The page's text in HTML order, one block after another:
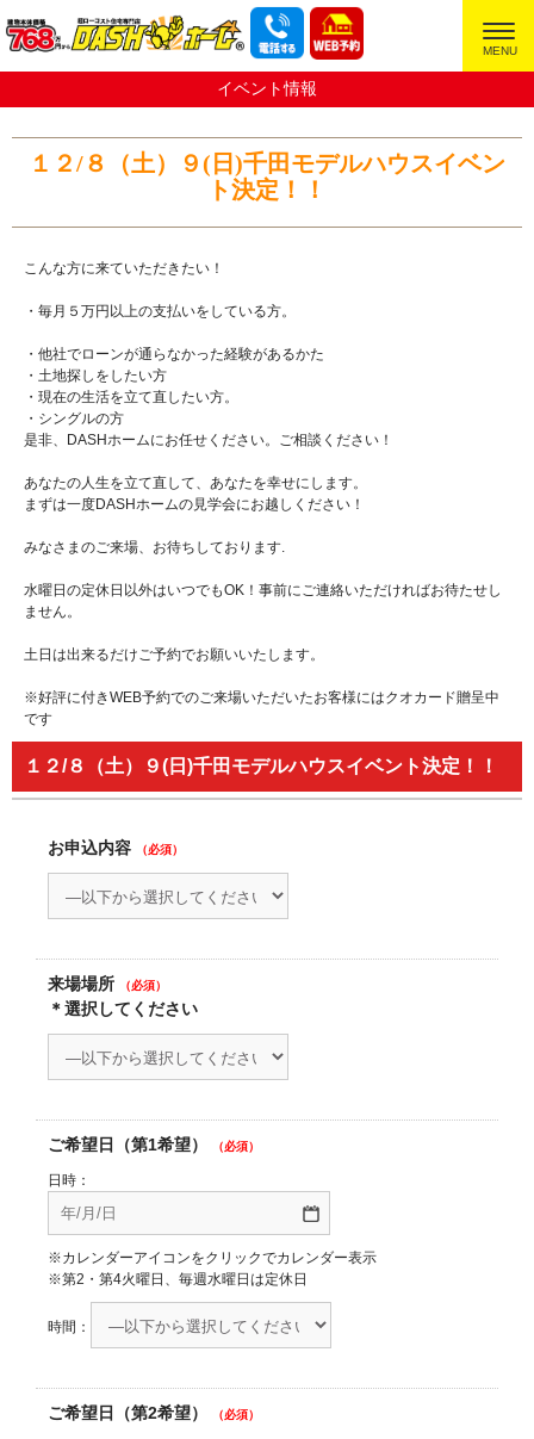
超ローコスト住宅専門店
イベント情報
１２/８（土）９(日)千田モデルハウスイベン
ト決定！！
こんな方に来ていただきたい！
・毎月５万円以上の支払いをしている方。
・他社でローンが通らなかった経験があるかた
・土地探しをしたい方
・現在の生活を立て直したい方。
・シングルの方
是非、DASHホームにお任せください。ご相談ください！
あなたの人生を立て直して、あなたを幸せにします。
まずは一度DASHホームの見学会にお越しください！
みなさまのご来場、お待ちしております.
水曜日の定休日以外はいつでもOK！事前にご連絡いただければお待たせし
ません。
土日は出来るだけご予約でお願いいたします。
※好評に付きWEB予約でのご来場いただいたお客様にはクオカード贈呈中
です
１２/８（土）９(日)千田モデルハウスイベント決定！！
お申込内容 （必須）
来場場所 （必須）
＊選択してください
ご希望日（第1希望） （必須）
日時：
※カレンダーアイコンをクリックでカレンダー表示
※第2・第4火曜日、毎週水曜日は定休日
時間：
ご希望日（第2希望） （必須）